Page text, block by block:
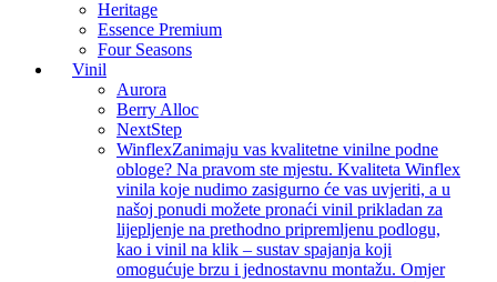
Heritage
Essence Premium
Four Seasons
Vinil
Aurora
Berry Alloc
NextStep
WinflexZanimaju vas kvalitetne vinilne podne
obloge? Na pravom ste mjestu. Kvaliteta Winflex
vinila koje nudimo zasigurno će vas uvjeriti, a u
našoj ponudi možete pronaći vinil prikladan za
lijepljenje na prethodno pripremljenu podlogu,
kao i vinil na klik – sustav spajanja koji
omogućuje brzu i jednostavnu montažu. Omjer